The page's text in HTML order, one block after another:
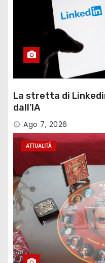
La stretta di
dall’IA
Ago 7, 2026
ATTUALITÀ